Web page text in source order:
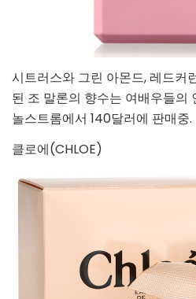
시트러스와 그린 아몬드, 레드커
된 조 말론의 향수는 여배우들의
놀스트롬에서 140달러에 판매중.
클로에(CHLOE)